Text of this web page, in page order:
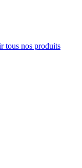
tous nos produits